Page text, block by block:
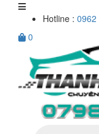
Hotline : 0962
0